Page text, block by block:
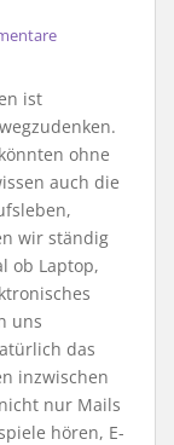
ist
ohne
auch die
wir ständig
ob Laptop,
uns
das
inzwischen
nur Mails
hören, E-